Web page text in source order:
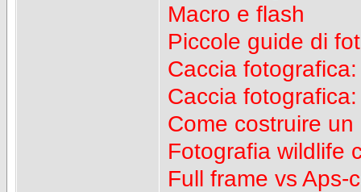
Macro e flash
Piccole guide di
Caccia
Caccia
Come costruire un
Fotografia wildlife
Full frame vs Aps-